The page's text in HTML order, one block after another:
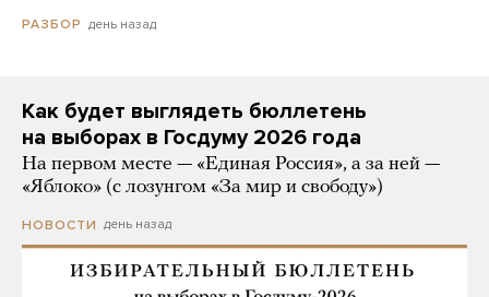
РАЗБОР день назад
Как будет выглядеть бюллетень
на выборах в Госдуму 2026 года
На первом месте — «Единая Россия», а за ней —
«Яблоко» (с лозунгом «За мир и свободу»)
НОВОСТИ день назад